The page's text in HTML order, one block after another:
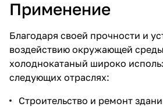
Применение
Благодаря своей прочности и
воздействию окружающей
холоднокатаный широко
следующих отраслях:
Строительство и ремонт